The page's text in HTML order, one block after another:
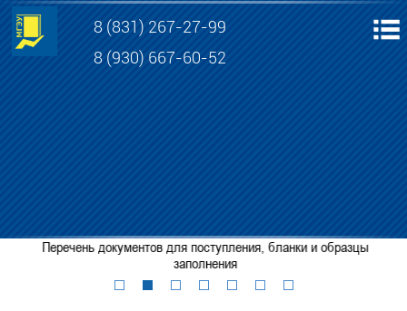
8 (831) 267-27-99
8 (930) 667-60-52
Перечень документов для поступления, бланки и образцы
заполнения
Забронировать место
Личный кабинет для абитуриента